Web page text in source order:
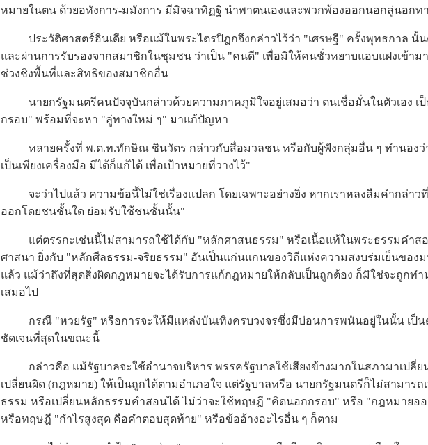
หมายในตน ด้วยอหังการ-มมังการ มีมิจฉาทิฏฐิ นำพาตนเองและพวกพ้องออกนอกลู่นอกท
ประวัติศาสตร์อินเดีย หรือแม้ในพระไตรปิฎกจึงกล่าวไว้ว่า "เศรษฐี" ครั้งพุทธกาล นั้น
และผ่านการรับรองจากสมาชิกในชุมชน ว่าเป็น "คนดี" เพื่อมิให้คนชั่วหยาบแอบแฝงเข้าม
ช่วงชิงพื้นที่และสิทธิของสมาชิกอื่น
นายกรัฐมนตรีคนปัจจุบันกล่าวด้วยความภาคภูมิใจอยู่เสมอว่า ตนเชื่อมั่นในตัวเอง เ
กรอบ" พร้อมที่จะหา "ลู่ทางใหม่ ๆ" มาแก้ปัญหา
หลายครั้งที่ พ.ต.ท.ทักษิณ ชินวัตร กล่าวกับสื่อมวลชน หรือกับผู้ฟังกลุ่มอื่น ๆ ทำนองว่
เป็นเพียงเครื่องมือ มีได้ก็แก้ได้ เพื่อเป้าหมายที่วางไว้"
จะว่าไปแล้ว ความข้อนี้ไม่ใช่เรื่องแปลก โดยเฉพาะอย่างยิ่ง หากเราหลงลืมคำกล่าว
ออกโดยชนชั้นใด ย่อมรับใช้ชนชั้นนั้น"
แต่ตรรกะเช่นนี้ไม่สามารถใช้ได้กับ "หลักศาสนธรรม" หรือเนื้อแท้ในพระธรรมคำส
ศาสนา ยิ่งกับ "หลักศีลธรรม-จริยธรรม" อันเป็นแก่นแกนของวิถีแห่งความสงบร่มเย็นของ
แล้ว แม้ว่าถึงที่สุดสิ่งผิดกฎหมายจะได้รับการแก้กฎหมายให้กลับเป็นถูกต้อง ก็มิใช่จะถูกทำ
เสมอไป
กรณี "หวยรัฐ" หรือการจะให้มีแหล่งบันเทิงครบวงจรซึ่งมีบ่อนการพนันอยู่ในนั้น เป็น
ชัดเจนที่สุดในขณะนี้
กล่าวคือ แม้รัฐบาลจะใช้อำนาจบริหาร พรรครัฐบาลใช้เสียงข้างมากในสภามาเปลี่ย
เปลี่ยนผิด (กฎหมาย) ให้เป็นถูกได้ตามอำเภอใจ แต่รัฐบาลหรือ นายกรัฐมนตรีก็ไม่สามารถ
ธรรม หรือเปลี่ยนหลักธรรมคำสอนได้ ไม่ว่าจะใช้ทฤษฎี "คิดนอกกรอบ" หรือ "กฎหมายอ
หรือทฤษฎี "กำไรสูงสุด คือคำตอบสุดท้าย" หรือข้ออ้างอะไรอื่น ๆ ก็ตาม